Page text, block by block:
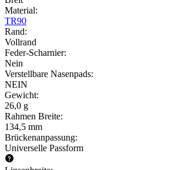
Material:
TR90
Rand:
Vollrand
Feder-Scharnier:
Nein
Verstellbare Nasenpads:
NEIN
Gewicht:
26,0 g
Rahmen Breite:
134,5 mm
Brückenanpassung:
Universelle Passform